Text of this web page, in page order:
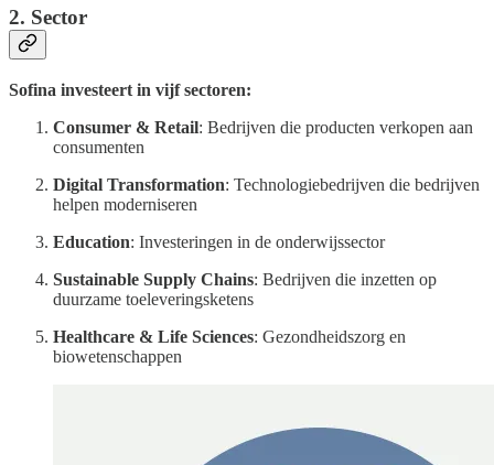
2. Sector
Sofina investeert in vijf sectoren:
Consumer & Retail: Bedrijven die producten verkopen aan
consumenten
Digital Transformation: Technologiebedrijven die bedrijven
helpen moderniseren
Education: Investeringen in de onderwijssector
Sustainable Supply Chains: Bedrijven die inzetten op
duurzame toeleveringsketens
Healthcare & Life Sciences: Gezondheidszorg en
biowetenschappen